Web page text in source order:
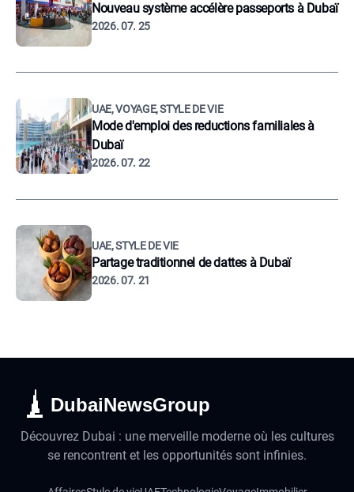
Nouveau système accélère passeports à Dubaï
2026. 07. 25
UAE, VOYAGE, STYLE DE VIE
Mode d'emploi des reductions familiales à
Dubaï
2026. 07. 22
UAE, STYLE DE VIE
Partage traditionnel de dattes à Dubaï
2026. 07. 21
DubaiNewsGroup
Découvrez Dubai : une merveille moderne où les cultures
se rencontrent et les opportunités sont infinies.